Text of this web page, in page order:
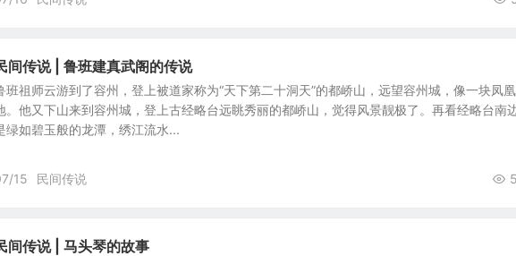
间传说 | 鲁班建真武阁的传说
班祖师云游到了容州，登上被道家称为“天下第二十洞天”的都峤山，远望容州城，像一块凤凰
。他又下山来到容州城，登上古经略台远眺秀丽的都峤山，觉得风景靓极了。再看经略台南
绿如碧玉般的龙潭，绣江流水...
15 民间传说
间传说 | 马头琴的故事